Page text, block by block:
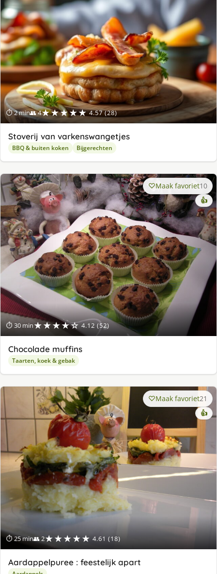
⏱ 2 min👥 4★★★★★ 4.57 (28)
Stoverij van varkenswangetjes
BBQ & buiten koken Bijgerechten
⏱ 30 min★★★★☆ 4.12 (52)
Maak favoriet10
👍
Chocolade muffins
Taarten, koek & gebak
⏱ 25 min👥 2★★★★★ 4.61 (18)
Maak favoriet21
👍
Aardappelpuree : feestelijk apart